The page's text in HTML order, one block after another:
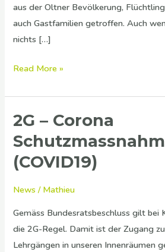
aus der Oltner Bevölkerung,
auch Gastfamilien getroffen. Auch
nichts […]
Read More »
2G – Corona
(COVID19)
News / Mathieu
Gemäss Bundesratsbeschluss gilt bei
die 2G-Regel. Damit ist der Zugang
Lehrgängen in unseren Innenräumen
2G
–
Corona
Schutzmassnahmen